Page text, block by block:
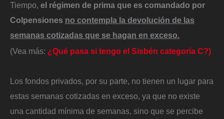
Tiempo, el régimen de prima que es comandado por
Colpensiones no contempla la devolución de las
semanas cotizadas que se hagan en exceso.
(Vea más: ¿Qué pasa si tengo el Sisbén categoría C?)
Los fondos privados, por su parte, no tienen un lugar para
estas semanas cotizadas en exceso, ya que no existe
una cantidad mínima de semanas, sino que se percibe